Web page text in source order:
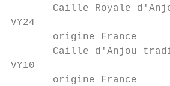
Caille Royale
VY24
origine France
Caille d'Anjou
VY10
origine France